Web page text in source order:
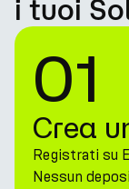
i tuoi
01
Crea
Registrati su
Nessun